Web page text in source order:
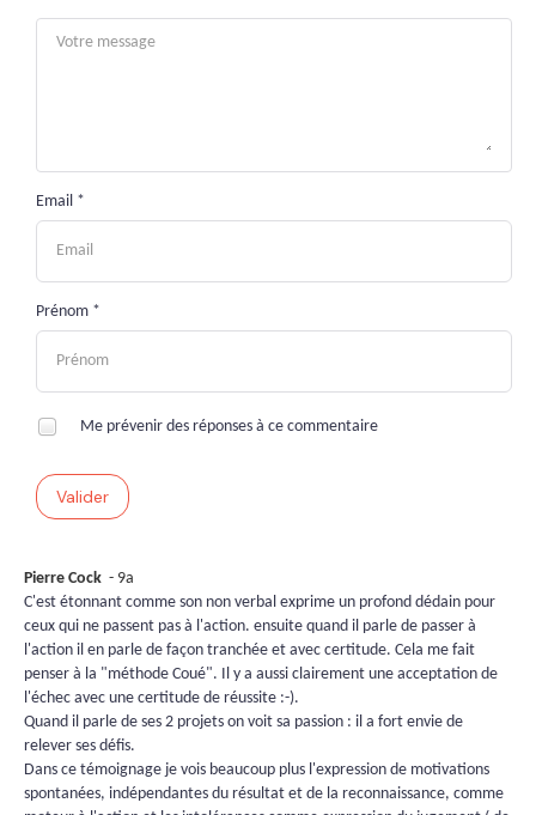
Email *
Prénom *
Me prévenir des réponses à ce commentaire
Valider
Pierre Cock - 9a
C'est étonnant comme son non verbal exprime un profond dédain pour
ceux qui ne passent pas à l'action. ensuite quand il parle de passer à
l'action il en parle de façon tranchée et avec certitude. Cela me fait
penser à la "méthode Coué". Il y a aussi clairement une acceptation de
l'échec avec une certitude de réussite :-).
Quand il parle de ses 2 projets on voit sa passion : il a fort envie de
relever ses défis.
Dans ce témoignage je vois beaucoup plus l'expression de motivations
spontanées, indépendantes du résultat et de la reconnaissance, comme